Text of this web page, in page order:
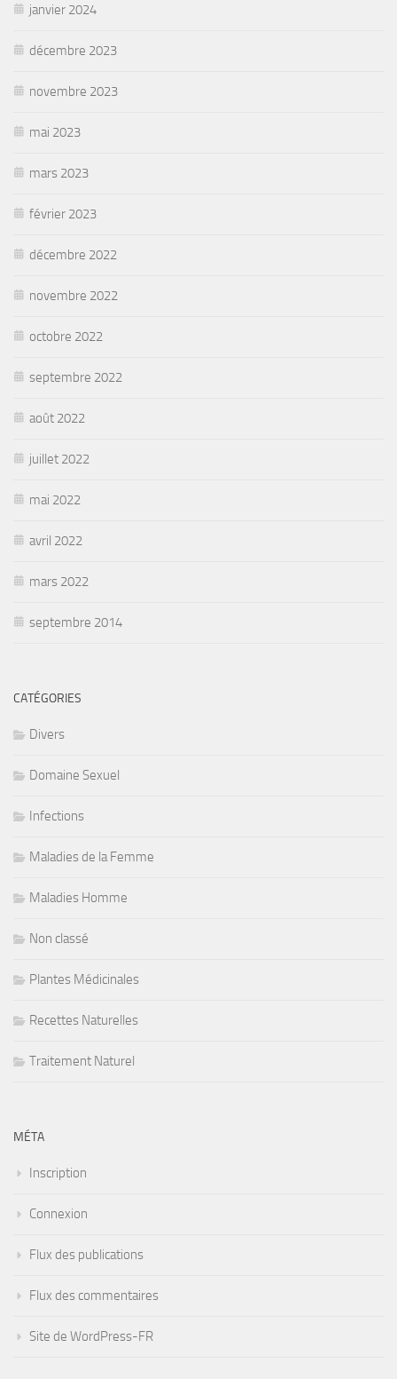
janvier 2024
décembre 2023
novembre 2023
mai 2023
mars 2023
février 2023
décembre 2022
novembre 2022
octobre 2022
septembre 2022
août 2022
juillet 2022
mai 2022
avril 2022
mars 2022
septembre 2014
CATÉGORIES
Divers
Domaine Sexuel
Infections
Maladies de la Femme
Maladies Homme
Non classé
Plantes Médicinales
Recettes Naturelles
Traitement Naturel
MÉTA
Inscription
Connexion
Flux des publications
Flux des commentaires
Site de WordPress-FR